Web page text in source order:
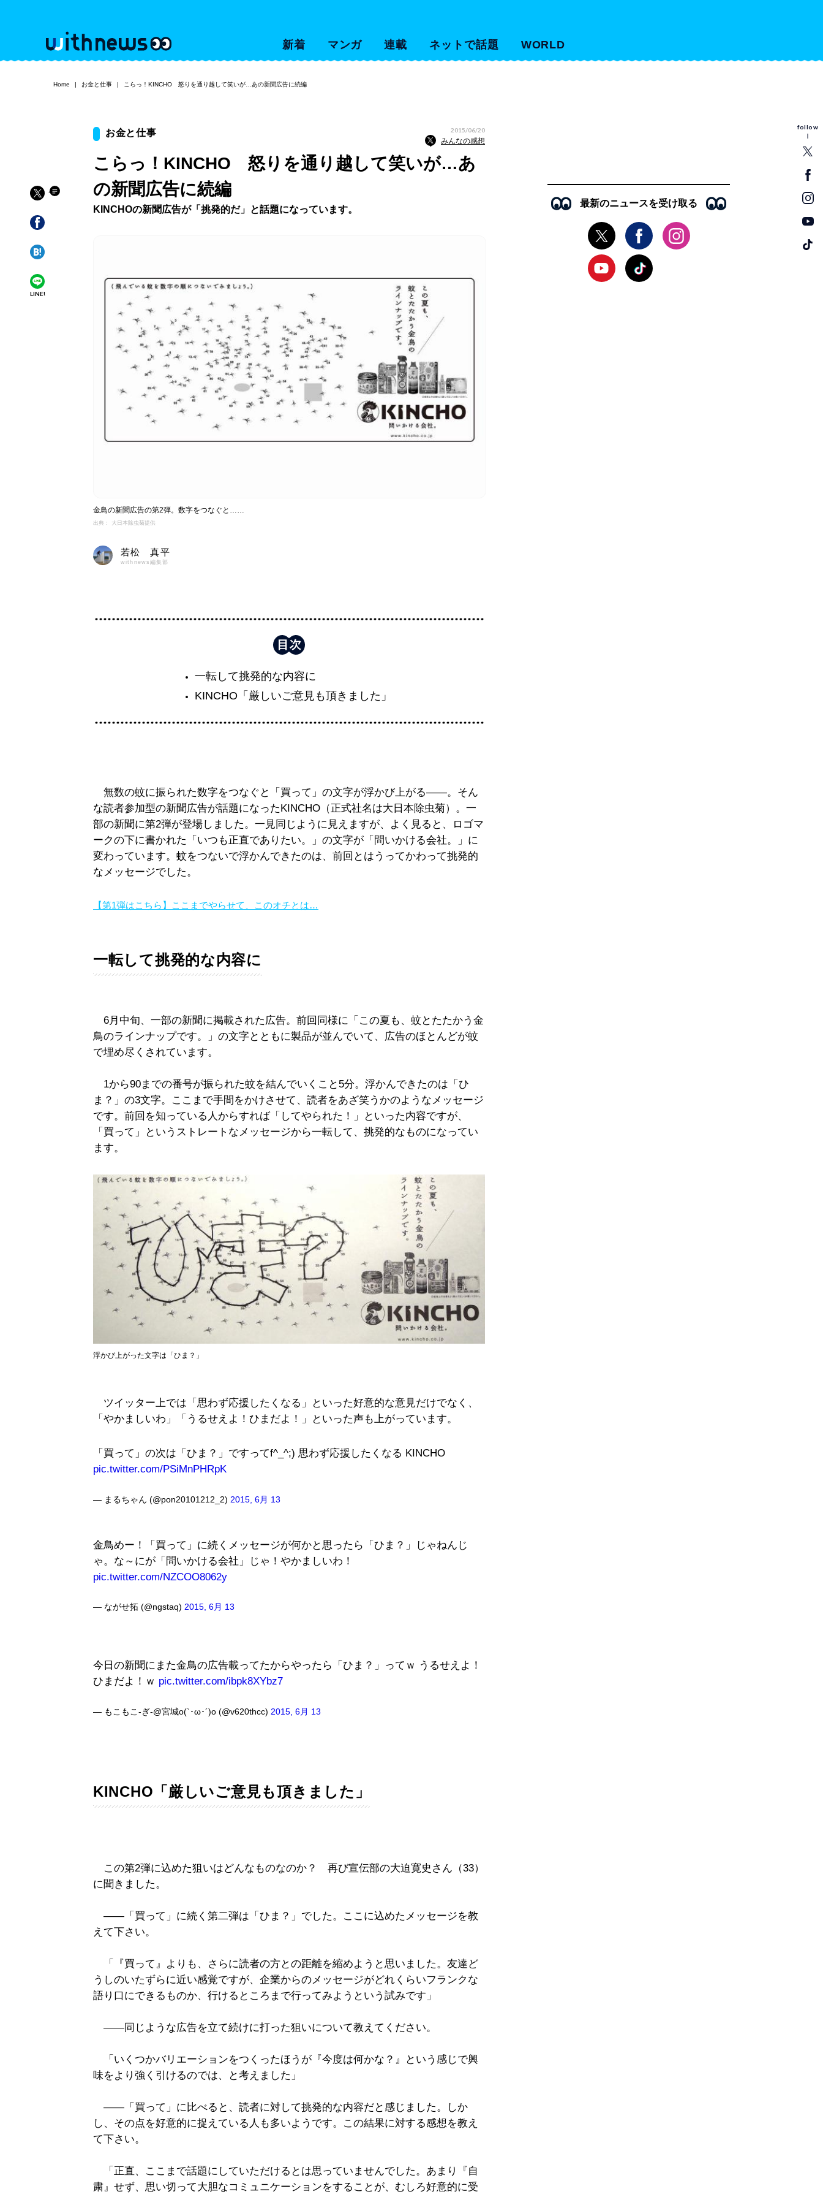
新着 マンガ 連載 ネットで話題 WORLD
follow
Home お金と仕事 こらっ！KINCHO 怒りを通り越して笑いが…あの新聞広告に続編
LINE!
お金と仕事 2015/06/20
みんなの感想
こらっ！KINCHO 怒りを通り越して笑いが…あ
の新聞広告に続編
KINCHOの新聞広告が「挑発的だ」と話題になっています。
金鳥の新聞広告の第2弾。数字をつなぐと……
出典： 大日本除虫菊提供
若松 真平
withnews編集部
一転して挑発的な内容に
KINCHO「厳しいご意見も頂きました」
無数の蚊に振られた数字をつなぐと「買って」の文字が浮かび上がる――。そん
な読者参加型の新聞広告が話題になったKINCHO（正式社名は大日本除虫菊）。一
部の新聞に第2弾が登場しました。一見同じように見えますが、よく見ると、ロゴマ
ークの下に書かれた「いつも正直でありたい。」の文字が「問いかける会社。」に
変わっています。蚊をつないで浮かんできたのは、前回とはうってかわって挑発的
なメッセージでした。
【第1弾はこちら】ここまでやらせて、このオチとは…
一転して挑発的な内容に
6月中旬、一部の新聞に掲載された広告。前回同様に「この夏も、蚊とたたかう金
鳥のラインナップです。」の文字とともに製品が並んでいて、広告のほとんどが蚊
で埋め尽くされています。
1から90までの番号が振られた蚊を結んでいくこと5分。浮かんできたのは「ひ
ま？」の3文字。ここまで手間をかけさせて、読者をあざ笑うかのようなメッセージ
です。前回を知っている人からすれば「してやられた！」といった内容ですが、
「買って」というストレートなメッセージから一転して、挑発的なものになってい
ます。
浮かび上がった文字は「ひま？」
ツイッター上では「思わず応援したくなる」といった好意的な意見だけでなく、
「やかましいわ」「うるせえよ！ひまだよ！」といった声も上がっています。
「買って」の次は「ひま？」ですってf^_^;) 思わず応援したくなる KINCHO
pic.twitter.com/PSiMnPHRpK
— まるちゃん (@pon20101212_2) 2015, 6月 13
金鳥めー！「買って」に続くメッセージが何かと思ったら「ひま？」じゃねんじ
ゃ。な～にが「問いかける会社」じゃ！やかましいわ！
pic.twitter.com/NZCOO8062y
— ながせ拓 (@ngstaq) 2015, 6月 13
今日の新聞にまた金鳥の広告載ってたからやったら「ひま？」ってｗ うるせえよ！
ひまだよ！ｗ pic.twitter.com/ibpk8XYbz7
— もこもこ-ぎ-@宮城o(`･ω･´)o (@v620thcc) 2015, 6月 13
KINCHO「厳しいご意見も頂きました」
この第2弾に込めた狙いはどんなものなのか？ 再び宣伝部の大迫寛史さん（33）
に聞きました。
――「買って」に続く第二弾は「ひま？」でした。ここに込めたメッセージを教
えて下さい。
「『買って』よりも、さらに読者の方との距離を縮めようと思いました。友達ど
うしのいたずらに近い感覚ですが、企業からのメッセージがどれくらいフランクな
語り口にできるものか、行けるところまで行ってみようという試みです」
――同じような広告を立て続けに打った狙いについて教えてください。
「いくつかバリエーションをつくったほうが『今度は何かな？』という感じで興
味をより強く引けるのでは、と考えました」
――「買って」に比べると、読者に対して挑発的な内容だと感じました。しか
し、その点を好意的に捉えている人も多いようです。この結果に対する感想を教え
て下さい。
「正直、ここまで話題にしていただけるとは思っていませんでした。あまり『自
粛』せず、思い切って大胆なコミュニケーションをすることが、むしろ好意的に受
最新のニュースを受け取る